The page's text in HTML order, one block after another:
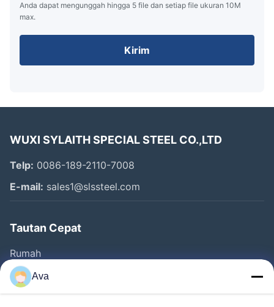
Anda dapat mengunggah hingga 5 file dan setiap file ukuran 10M
max.
Kirim
WUXI SYLAITH SPECIAL STEEL CO.,LTD
Telp: 0086-189-2110-7008
E-mail: sales1@slssteel.com
Tautan Cepat
Rumah
Produk
Video
Ava